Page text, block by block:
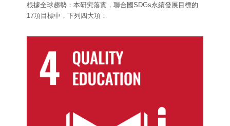
根據全球趨勢：本研究落實，聯合國SDGs永續發展目標的
17項目標中，下列四大項：